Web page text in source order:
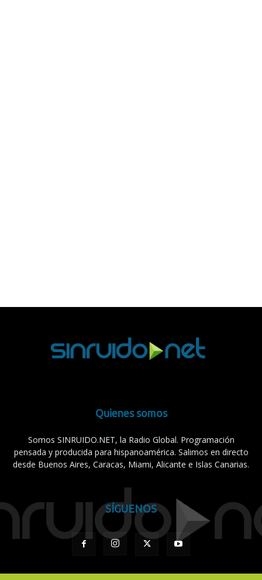
Quienes somos
Somos SINRUIDO.NET, la Radio Global. Programación
pensada y producida para hispanoamérica. Salimos en directo
desde Buenos Aires, Caracas, Miami, Alicante e Islas Canarias.
SÍGUENOS